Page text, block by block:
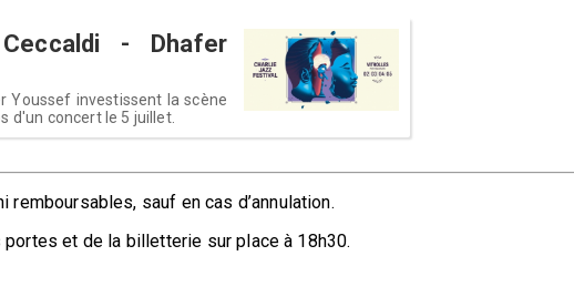
- Dhafer
Youssef investissent la scène
d'un concert le 5 juillet.
sauf en cas d’annulation.
et de la billetterie sur place à 18h30.